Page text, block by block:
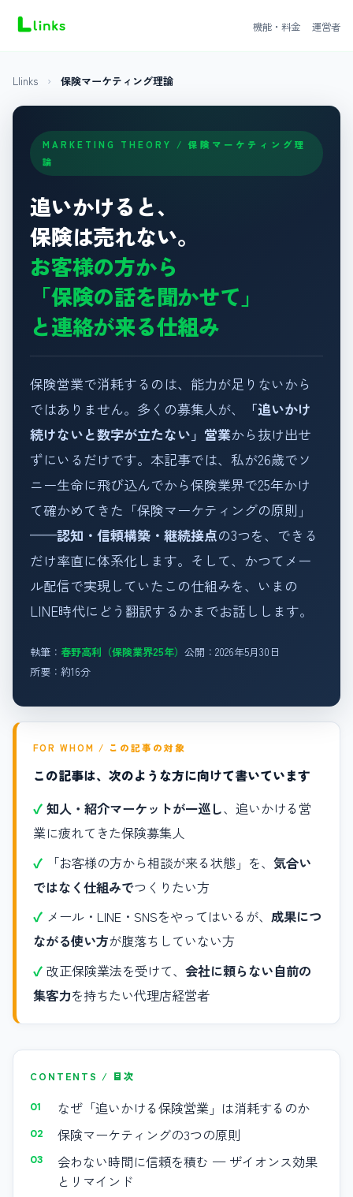
機能・料金 運営者
Llinks › 保険マーケティング理論
MARKETING THEORY / 保険マーケティング理
論
追いかけると、
保険は売れない。
お客様の方から
「保険の話を聞かせて」
と連絡が来る仕組み
保険営業で消耗するのは、能力が足りないから
ではありません。多くの募集人が、
「追いかけ
続けないと数字が立たない」営業から抜け出せ
ずにいるだけです。本記事では、私が26歳でソ
ニー生命に飛び込んでから保険業界で25年かけ
て確かめてきた「保険マーケティングの原則」
——認知・信頼構築・継続接点の3つを、できる
だけ率直に体系化します。そして、かつてメー
ル配信で実現していたこの仕組みを、いまの
LINE時代にどう翻訳するかまでお話しします。
執筆： 春野高利（保険業界25年）公開：2026年5月30日
所要：約16分
FOR WHOM / この記事の対象
この記事は、次のような方に向けて書いています
知人・紹介マーケットが一巡し、追いかける営
業に疲れてきた保険募集人
「お客様の方から相談が来る状態」を、 気合い
ではなく仕組みでつくりたい方
メール・LINE・SNSをやってはいるが、 成果につ
ながる使い方が腹落ちしていない方
改正保険業法を受けて、 会社に頼らない自前の
集客力を持ちたい代理店経営者
CONTENTS / 目次
なぜ「追いかける保険営業」は消耗するのか
保険マーケティングの3つの原則
会わない時間に信頼を積む — ザイオンス効果
とリマインド